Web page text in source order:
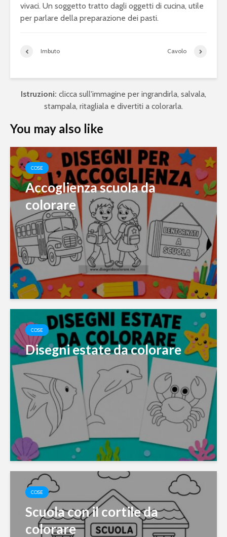
vivaci. Un soggetto tratto dagli oggetti di cucina, utile
per parlare della preparazione dei pasti.
Imbuto Cavolo
Istruzioni: clicca sull'immagine per ingrandirla, salvala,
stampala, ritagliala e divertiti a colorarla.
You may also like
COSE
Accoglienza scuola da
colorare
COSE
Disegni estate da colorare
COSE
Scuola con il cortile da
colorare